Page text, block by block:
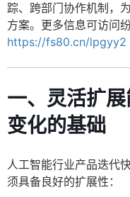
踪、跨部门协作机制，
方案。更多信息可访问
https://fs80.cn/lpgyy2
一、灵活扩
变化的基础
人工智能行业产品迭代
须具备良好的扩展性：